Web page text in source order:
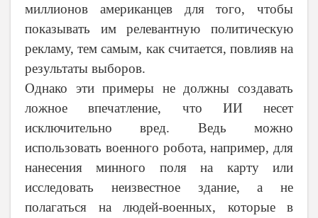
миллионов американцев для того, чтобы
показывать им релевантную политическую
рекламу, тем самым, как считается, повлияв на
результаты выборов.
Однако эти примеры не должны создавать
ложное впечатление, что ИИ несет
исключительно вред. Ведь можно
использовать военного робота, например, для
нанесения минного поля на карту или
исследовать неизвестное здание, а не
полагаться на людей-военных, которые в